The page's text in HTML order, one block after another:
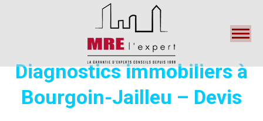
Diagnostics immobiliers à
Bourgoin-Jailleu – Devis